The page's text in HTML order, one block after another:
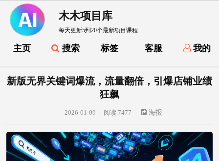
木木项目库
每天更新5到20个最新项目课程
主页 搜索 标签 客服 我的
新版无界关键词爆流，流量翻倍，引爆店铺业绩
狂飙
2026-01-09 阅读 7477 海报